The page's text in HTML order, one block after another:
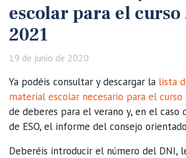
escolar para el curso
2021
19 de junio de 2020
Ya podéis consultar y descargar la lista
material escolar necesario para el curso
de deberes para el verano y, en el caso
de ESO, el informe del consejo
Deberéis introducir el número del DNI,